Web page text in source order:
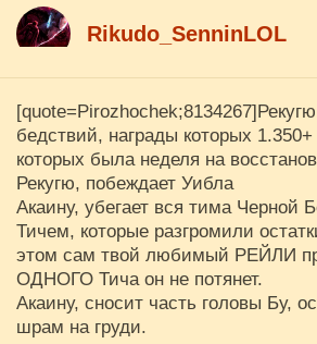
Rikudo_SenninLOL
бедствий, награды которых
которых была неделя на
Рекугю, побеждает Уибла
Акаину, убегает вся тима Черной
Тичем, которые разгромили
этом сам твой любимый РЕЙЛИ
ОДНОГО Тича он не потянет.
Акаину, сносит часть головы Бу,
шрам на груди.